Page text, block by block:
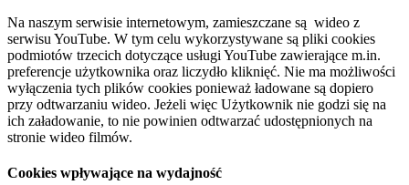
Na naszym serwisie internetowym, zamieszczane są wideo z
serwisu YouTube. W tym celu wykorzystywane są pliki cookies
podmiotów trzecich dotyczące usługi YouTube zawierające m.in.
preferencje użytkownika oraz liczydło kliknięć. Nie ma możliwości
wyłączenia tych plików cookies ponieważ ładowane są dopiero
przy odtwarzaniu wideo. Jeżeli więc Użytkownik nie godzi się na
ich załadowanie, to nie powinien odtwarzać udostępnionych na
stronie wideo filmów.
Cookies wpływające na wydajność